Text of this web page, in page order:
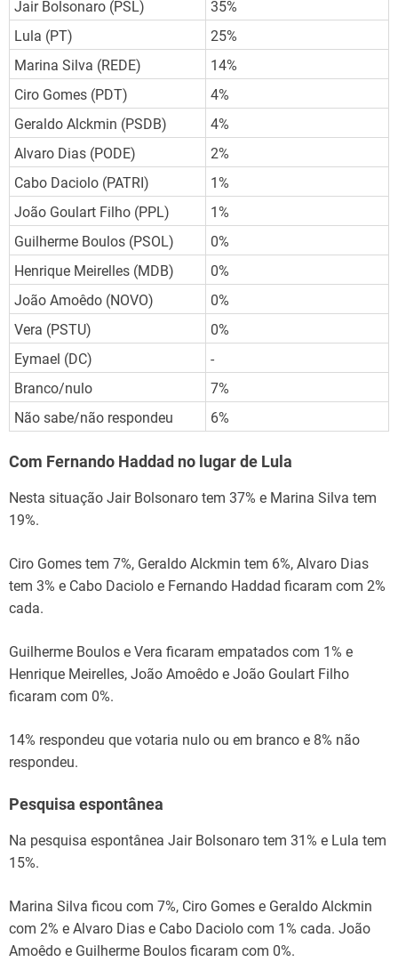
Jair Bolsonaro (PSL)
35%
Lula (PT)
25%
Marina Silva (REDE)
14%
Ciro Gomes (PDT)
4%
Geraldo Alckmin (PSDB)
4%
Alvaro Dias (PODE)
2%
Cabo Daciolo (PATRI)
1%
João Goulart Filho (PPL)
1%
Guilherme Boulos (PSOL)
0%
Henrique Meirelles (MDB)
0%
João Amoêdo (NOVO)
0%
Vera (PSTU)
0%
Eymael (DC)
-
Branco/nulo
7%
Não sabe/não respondeu
6%
Com Fernando Haddad no lugar de Lula
Nesta situação Jair Bolsonaro tem 37% e Marina Silva tem
19%.
Ciro Gomes tem 7%, Geraldo Alckmin tem 6%, Alvaro Dias
tem 3% e Cabo Daciolo e Fernando Haddad ficaram com 2%
cada.
Guilherme Boulos e Vera ficaram empatados com 1% e
Henrique Meirelles, João Amoêdo e João Goulart Filho
ficaram com 0%.
14% respondeu que votaria nulo ou em branco e 8% não
respondeu.
Pesquisa espontânea
Na pesquisa espontânea Jair Bolsonaro tem 31% e Lula tem
15%.
Marina Silva ficou com 7%, Ciro Gomes e Geraldo Alckmin
com 2% e Alvaro Dias e Cabo Daciolo com 1% cada. João
Amoêdo e Guilherme Boulos ficaram com 0%.